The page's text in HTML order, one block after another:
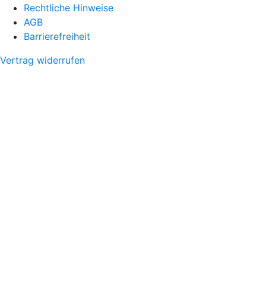
Rechtliche Hinweise
AGB
Barrierefreiheit
Vertrag widerrufen